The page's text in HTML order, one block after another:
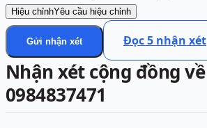
Hiệu chỉnhYêu cầu hiệu chỉnh
Gửi nhận xét Đọc5 nhận xét
Nhận xét cộng đồng về
0984837471